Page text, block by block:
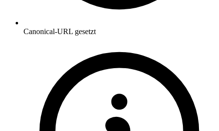
Canonical-URL gesetzt